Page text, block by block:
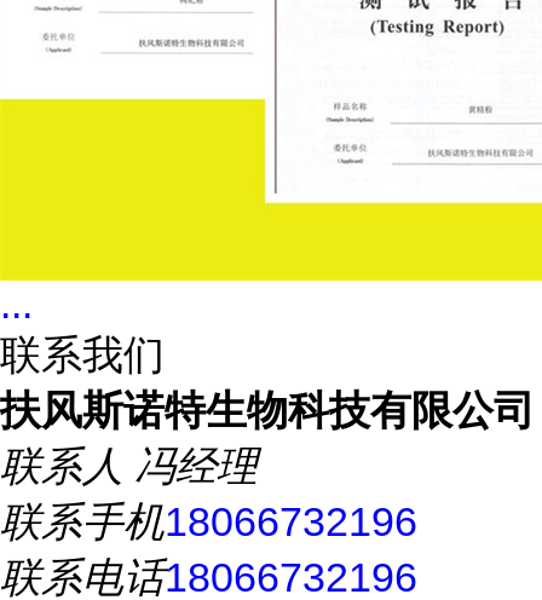
...
联系我们
扶风斯诺特生物科技有限公司
联系人 冯经理
联系手机18066732196
联系电话18066732196